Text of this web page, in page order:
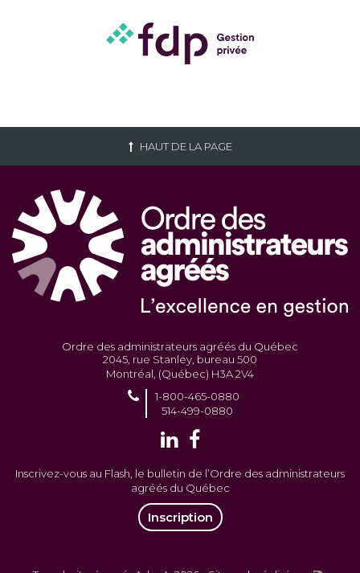
HAUT DE LA PAGE
Ordre des administrateurs agréés du Québec
2045, rue Stanley, bureau 500
Montréal, (Québec) H3A 2V4
1-800-465-0880
514-499-0880
Inscrivez-vous au Flash, le bulletin de l’Ordre des administrateurs
agréés du Québec
Inscription